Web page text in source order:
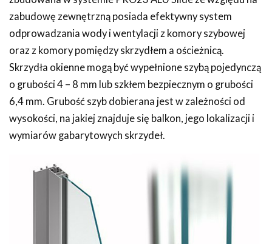
zabudowę zewnętrzną posiada efektywny system
odprowadzania wody i wentylacji z komory szybowej
oraz z komory pomiędzy skrzydłem a ościeżnicą.
Skrzydła okienne mogą być wypełnione szybą pojedynczą
o grubości 4 – 8 mm lub szkłem bezpiecznym o grubości
6,4 mm. Grubość szyb dobierana jest w zależności od
wysokości, na jakiej znajduje się balkon, jego lokalizacji i
wymiarów gabarytowych skrzydeł.